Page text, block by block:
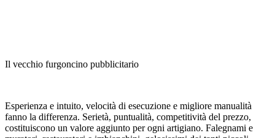
Il vecchio furgoncino pubblicitario
Esperienza e intuito, velocità di esecuzione e migliore manualità
fanno la differenza. Serietà, puntualità, competitività del prezzo,
costituiscono un valore aggiunto per ogni artigiano. Falegnami e